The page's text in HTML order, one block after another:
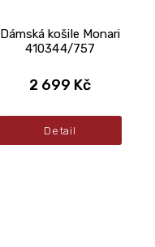
Dámská košile Monari
410344/757
2 699 Kč
Detail